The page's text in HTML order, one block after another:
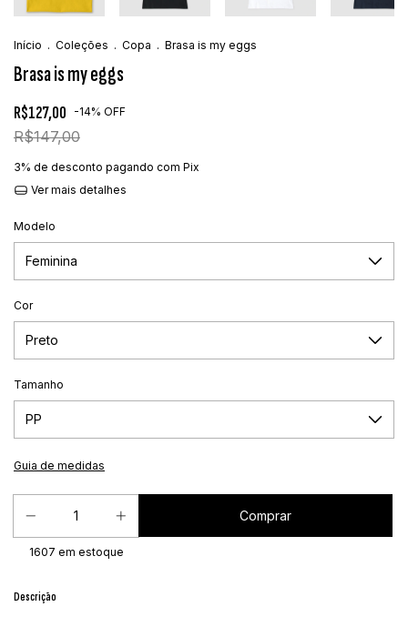
Início . Coleções . Copa . Brasa is my eggs
Brasa is my eggs
R$127,00 -14% OFF
R$147,00
3% de desconto pagando com Pix
Ver mais detalhes
Modelo
Cor
Tamanho
Guia de medidas
1607 em estoque
Descrição